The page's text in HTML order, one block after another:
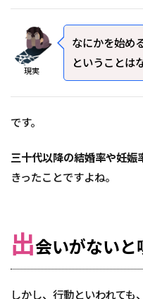
現実
なにかを始め
ということは
です。
三十代以降の結婚率や妊娠
きったことですよね。
出会いがないと
しかし、行動といわれても、